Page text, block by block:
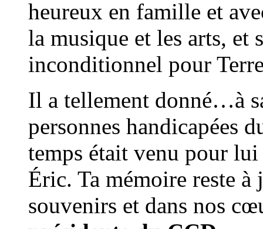
heureux en famille et
la musique et les arts, et
inconditionnel pour
Il a tellement donné…à
personnes handicapées
temps était venu pour
Éric. Ta mémoire reste à
souvenirs et dans nos